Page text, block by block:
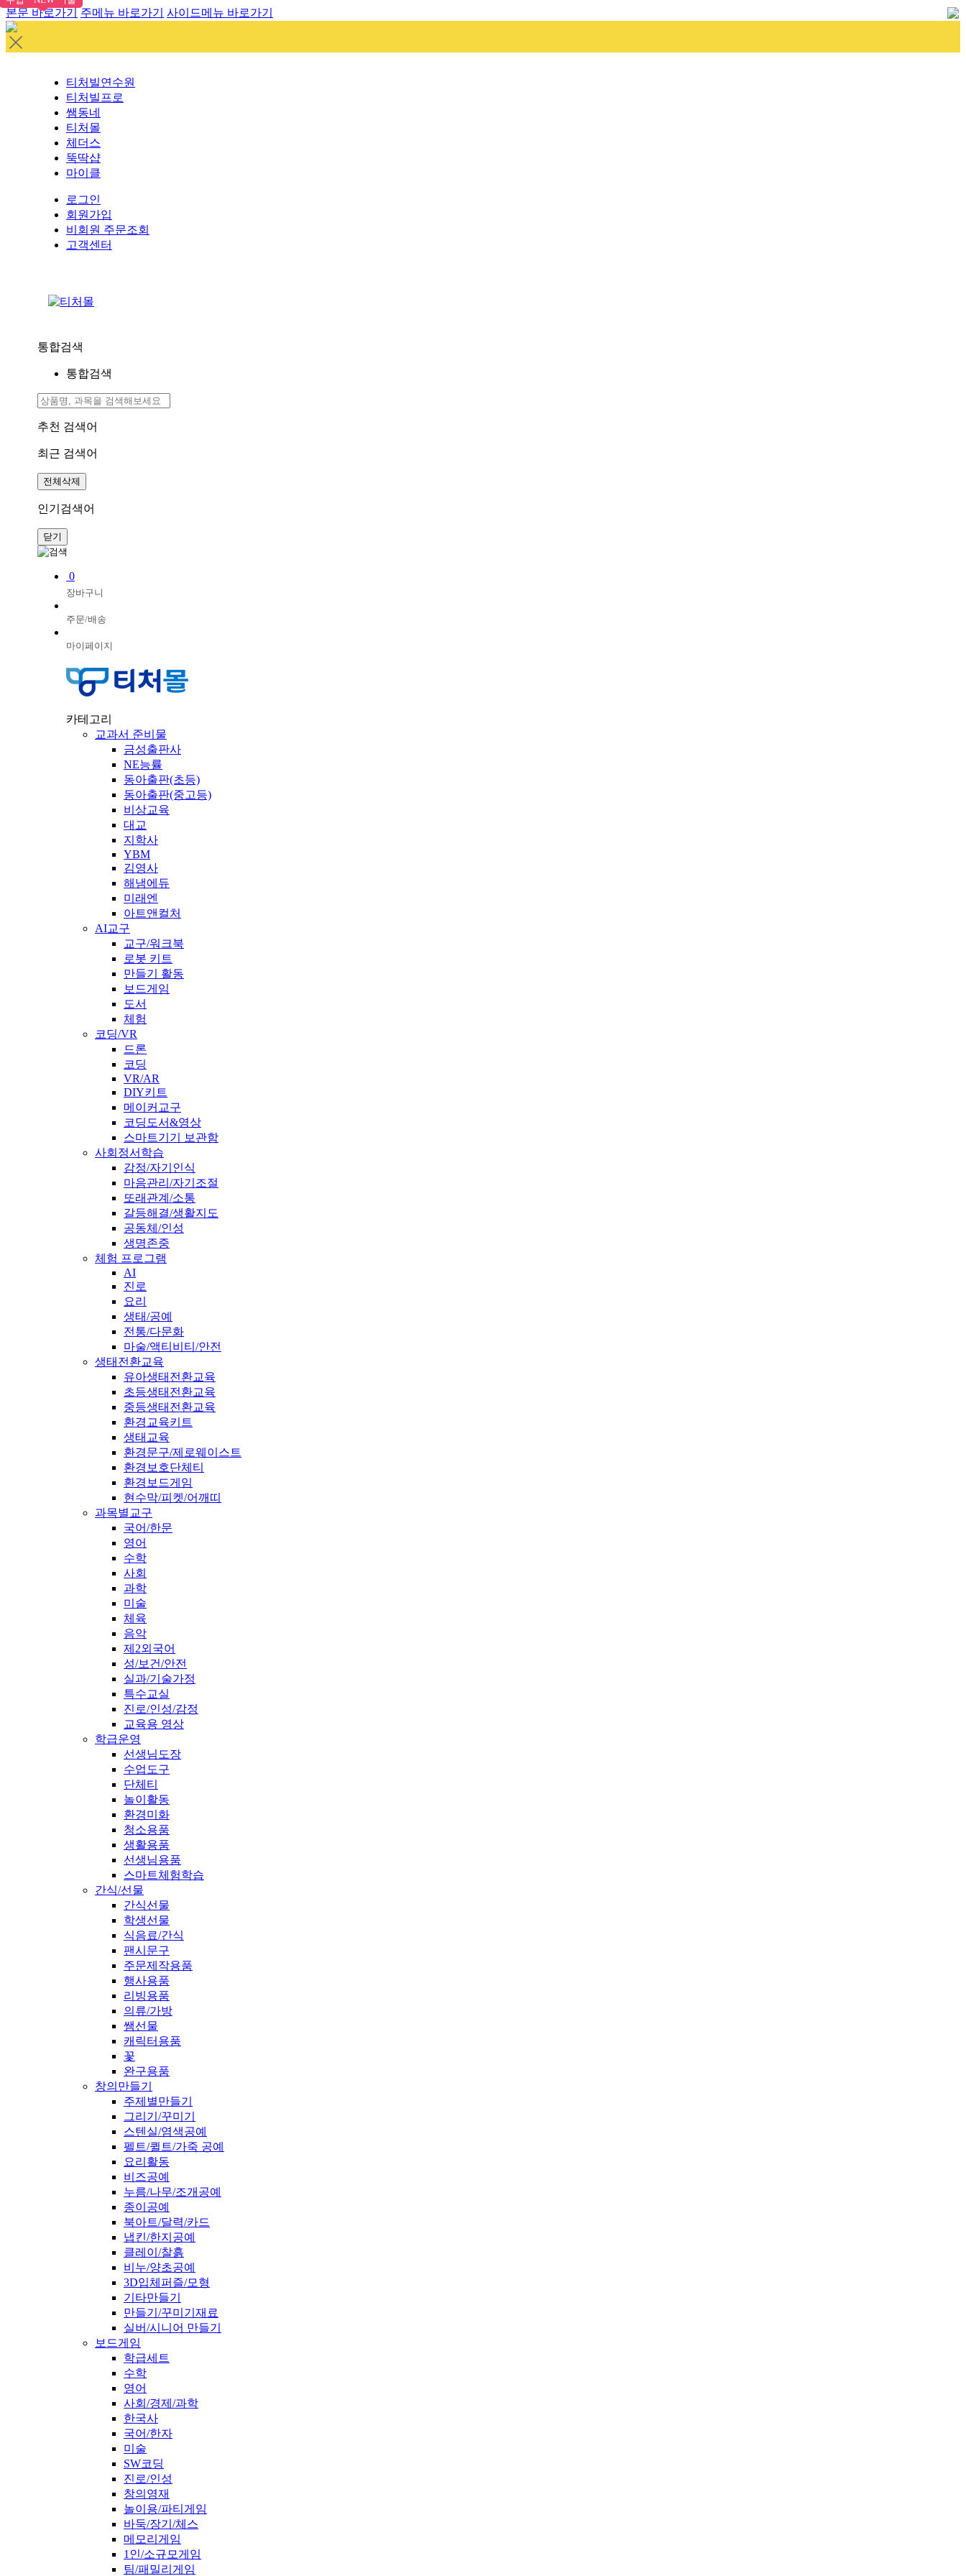
본문 바로가기 주메뉴 바로가기 사이드메뉴 바로가기
티처빌연수원
티처빌프로
쌤동네
티처몰
체더스
뚝딱샵
마이클
로그인
회원가입
비회원 주문조회
고객센터
통합검색
통합검색
추천 검색어
최근 검색어
전체삭제
인기검색어
닫기
0
장바구니
주문/배송
마이페이지
카테고리
교과서 준비물
금성출판사
NE능률
동아출판(초등)
동아출판(중고등)
비상교육
대교
지학사
YBM
김영사
해냄에듀
미래엔
아트앤컬처
AI교구
교구/워크북
로봇 키트
만들기 활동
보드게임
도서
체험
코딩/VR
드론
코딩
VR/AR
DIY키트
메이커교구
코딩도서&영상
스마트기기 보관함
사회정서학습
감정/자기인식
마음관리/자기조절
또래관계/소통
갈등해결/생활지도
공동체/인성
생명존중
체험 프로그램
AI
진로
요리
생태/공예
전통/다문화
마술/액티비티/안전
생태전환교육
유아생태전환교육
초등생태전환교육
중등생태전환교육
환경교육키트
생태교육
환경문구/제로웨이스트
환경보호단체티
환경보드게임
현수막/피켓/어깨띠
과목별교구
국어/한문
영어
수학
사회
과학
미술
체육
음악
제2외국어
성/보건/안전
실과/기술가정
특수교실
진로/인성/감정
교육용 영상
학급운영
선생님도장
수업도구
단체티
놀이활동
환경미화
청소용품
생활용품
선생님용품
스마트체험학습
간식/선물
간식선물
학생선물
식음료/간식
팬시문구
주문제작용품
행사용품
리빙용품
의류/가방
쌤선물
캐릭터용품
꽃
완구용품
창의만들기
주제별만들기
그리기/꾸미기
스텐실/염색공예
펠트/퀼트/가죽 공예
요리활동
비즈공예
누름/나무/조개공예
종이공예
북아트/달력/카드
냅킨/한지공예
클레이/찰흙
비누/양초공예
3D입체퍼즐/모형
기타만들기
만들기/꾸미기재료
실버/시니어 만들기
보드게임
학급세트
수학
영어
사회/경제/과학
한국사
국어/한자
미술
SW코딩
진로/인성
창의영재
놀이용/파티게임
바둑/장기/체스
메모리게임
1인/소규모게임
팀/패밀리게임